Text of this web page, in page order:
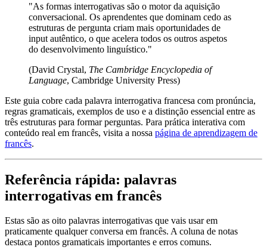
"As formas interrogativas são o motor da aquisição
conversacional. Os aprendentes que dominam cedo as
estruturas de pergunta criam mais oportunidades de
input autêntico, o que acelera todos os outros aspetos
do desenvolvimento linguístico."
(David Crystal, The Cambridge Encyclopedia of
Language, Cambridge University Press)
Este guia cobre cada palavra interrogativa francesa com pronúncia,
regras gramaticais, exemplos de uso e a distinção essencial entre as
três estruturas para formar perguntas. Para prática interativa com
conteúdo real em francês, visita a nossa página de aprendizagem de
francês.
Referência rápida: palavras
interrogativas em francês
Estas são as oito palavras interrogativas que vais usar em
praticamente qualquer conversa em francês. A coluna de notas
destaca pontos gramaticais importantes e erros comuns.